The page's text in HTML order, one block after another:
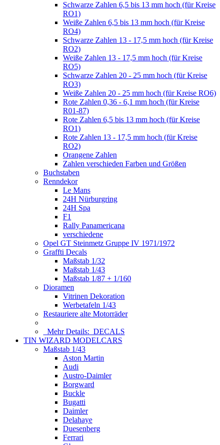
Schwarze Zahlen 6,5 bis 13 mm hoch (für Kreise
RO1)
Weiße Zahlen 6,5 bis 13 mm hoch (für Kreise
RO4)
Schwarze Zahlen 13 - 17,5 mm hoch (für Kreise
RO2)
Weiße Zahlen 13 - 17,5 mm hoch (für Kreise
RO5)
Schwarze Zahlen 20 - 25 mm hoch (für Kreise
RO3)
Weiße Zahlen 20 - 25 mm hoch (für Kreise RO6)
Rote Zahlen 0,36 - 6,1 mm hoch (für Kreise
R01-87)
Rote Zahlen 6,5 bis 13 mm hoch (für Kreise
RO1)
Rote Zahlen 13 - 17,5 mm hoch (für Kreise
RO2)
Orangene Zahlen
Zahlen verschieden Farben und Größen
Buchstaben
Renndekor
Le Mans
24H Nürburgring
24H Spa
F1
Rally Panamericana
verschiedene
Opel GT Steinmetz Gruppe IV 1971/1972
Graffti Decals
Maßstab 1/32
Maßstab 1/43
Maßstab 1/87 + 1/160
Dioramen
Vitrinen Dekoration
Werbetafeln 1/43
Restauriere alte Motorräder
Mehr Details: DECALS
TIN WIZARD MODELCARS
Maßstab 1/43
Aston Martin
Audi
Austro-Daimler
Borgward
Buckle
Bugatti
Daimler
Delahaye
Duesenberg
Ferrari